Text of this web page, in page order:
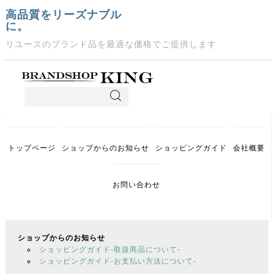
高品質をリーズナブル
に。
リユースのブランド品を最適な価格でご提供します
トップページ ショップからのお知らせ ショッピングガイド 会社概要
お問い合わせ
ショップからのお知らせ
ショッピングガイド-取扱商品について-
ショッピングガイド-お支払い方法について-